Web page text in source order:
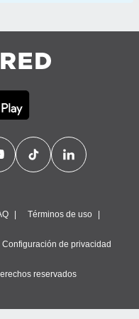
Términos de uso
Configuración de privacidad
reservados